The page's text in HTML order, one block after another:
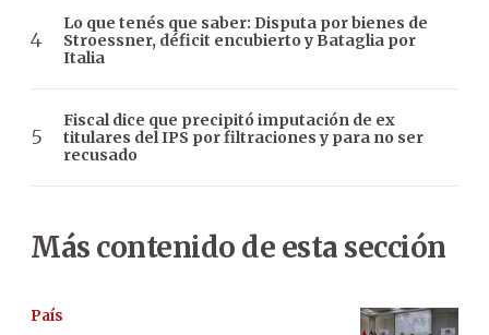
Lo que tenés que saber: Disputa por bienes de
Stroessner, déficit encubierto y Bataglia por
Italia
Fiscal dice que precipitó imputación de ex
titulares del IPS por filtraciones y para no ser
recusado
Más contenido de esta sección
País